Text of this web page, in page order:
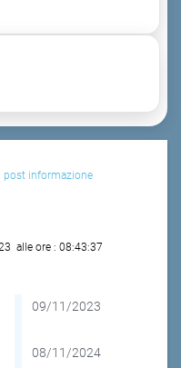
post informazione
alle ore : 08:43:37
09/11/2023
08/11/2024